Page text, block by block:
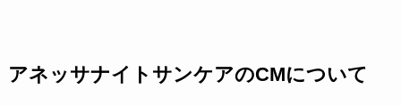
アネッサナイトサンケアのCMについて